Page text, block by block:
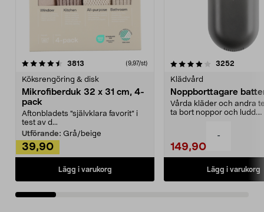
-
3813 (9,97/st)
Köksrengöring & disk
Mikrofiberduk 32 x 31 cm, 4-
pack
Aftonbladets "självklara favorit” i
test av d...
Utförande: Grå/beige
39,90
Lägg i varukorg
4.0av 5 stjärnor 3252
Klädvård
Noppborttagare
Vårda kläder och andra
ta bort noppor och ludd.
149,90
Lägg i varukorg
4.5av 5 stjärnor